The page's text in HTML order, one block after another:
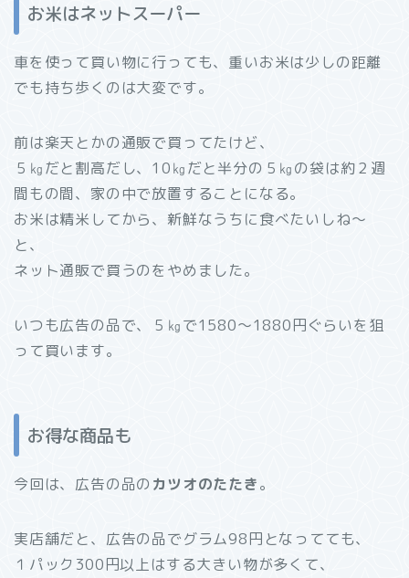
お米はネットスーパー
車を使って買い物に行っても、重いお米は少しの距離
でも持ち歩くのは大変です。
前は楽天とかの通販で買ってたけど、
５㎏だと割高だし、10㎏だと半分の５㎏の袋は約２週
間もの間、家の中で放置することになる。
お米は精米してから、新鮮なうちに食べたいしね～
と、
ネット通販で買うのをやめました。
いつも広告の品で、５㎏で1580～1880円ぐらいを狙
って買います。
お得な商品も
今回は、広告の品の カツオのたたき。
実店舗だと、広告の品でグラム98円となってても、
１パック300円以上はする大きい物が多くて、